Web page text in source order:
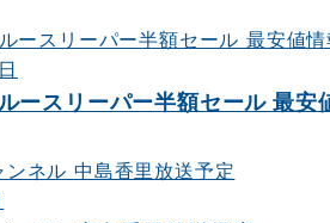
ースリーパー半額セール 最安